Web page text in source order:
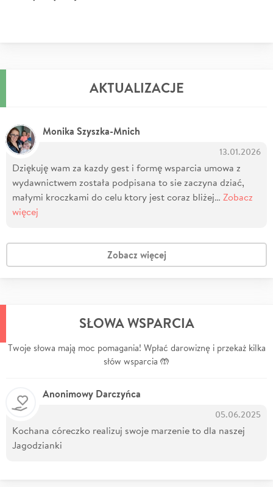
AKTUALIZACJE
Monika Szyszka-Mnich
13.01.2026
Dziękuję wam za kazdy gest i formę wsparcia umowa z
wydawnictwem została podpisana to sie zaczyna dziać,
małymi kroczkami do celu ktory jest coraz bliżej… Zobacz
więcej
Zobacz więcej
SŁOWA WSPARCIA
Twoje słowa mają moc pomagania! Wpłać darowiznę i przekaż kilka
słów wsparcia 🤲
Anonimowy Darczyńca
05.06.2025
Kochana córeczko realizuj swoje marzenie to dla naszej
Jagodzianki